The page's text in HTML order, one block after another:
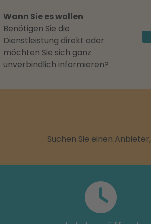
Wann Sie es wollen
Benötigen Sie die
Dienstleistung direkt oder
möchten Sie sich ganz
unverbindlich informieren?
Suchen Sie einen